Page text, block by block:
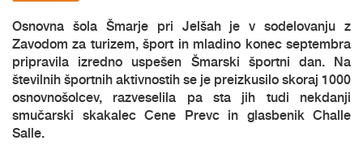
Osnovna šola Šmarje pri Jelšah je v sodelovanju z
Zavodom za turizem, šport in mladino konec septembra
pripravila izredno uspešen Šmarski športni dan. Na
številnih športnih aktivnostih se je preizkusilo skoraj 1000
osnovnošolcev, razveselila pa sta jih tudi nekdanji
smučarski skakalec Cene Prevc in glasbenik Challe
Salle.